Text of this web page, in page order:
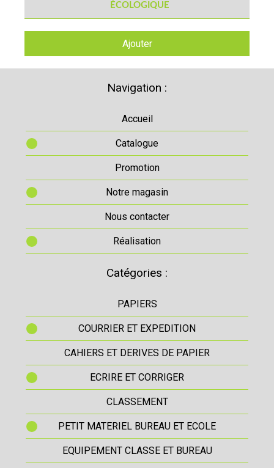
Ajouter
Navigation :
Accueil
Catalogue
Promotion
Notre magasin
Nous contacter
Réalisation
Catégories :
PAPIERS
COURRIER ET EXPEDITION
CAHIERS ET DERIVES DE PAPIER
ECRIRE ET CORRIGER
CLASSEMENT
PETIT MATERIEL BUREAU ET ECOLE
EQUIPEMENT CLASSE ET BUREAU